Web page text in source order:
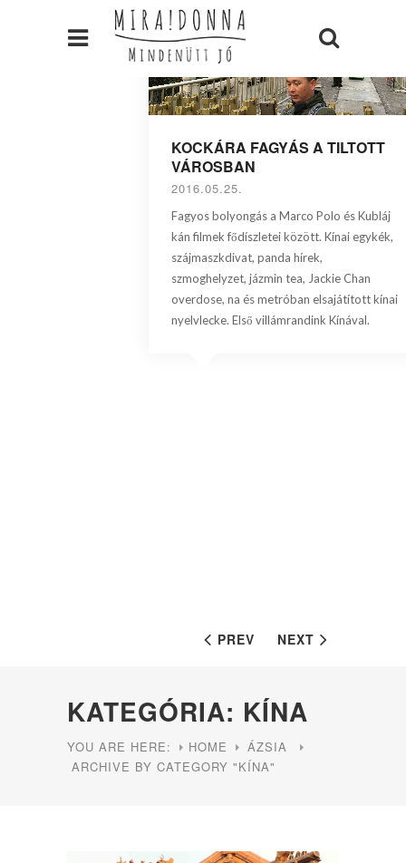
KOCKÁRA FAGYÁS A TILTOTT
VÁROSBAN
2016.05.25.
Fagyos bolyongás a Marco Polo és Kubláj
kán filmek fődíszletei között. Kínai egykék,
szájmaszkdivat, panda hírek,
szmoghelyzet, jázmin tea, Jackie Chan
overdose, na és metróban elsajátított kínai
nyelvlecke. Első villámrandink Kínával.
KATEGÓRIA: KÍNA
YOU ARE HERE: HOME
ÁZSIA
ARCHIVE BY CATEGORY "KÍNA"
PREV NEXT